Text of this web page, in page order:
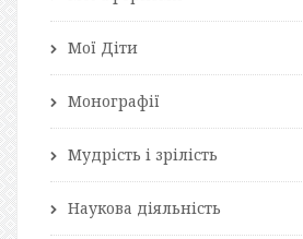
Мої Діти
Монографії
Мудрість і зрілість
Наукова діяльність